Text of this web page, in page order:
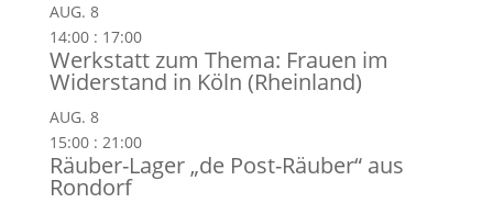
AUG. 8
14:00: 17:00
Werkstatt zum Thema: Frauen im
Widerstand in Köln (Rheinland)
AUG. 8
15:00: 21:00
Räuber-Lager „de Post-Räuber“ aus
Rondorf